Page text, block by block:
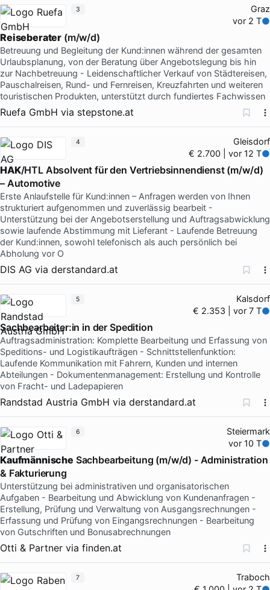
Graz
vor 2 T
Reiseberater (m/w/d)
Betreuung und Begleitung der Kund:innen während der gesamten
Urlaubsplanung, von der Beratung über Angebotslegung bis hin
zur Nachbetreuung - Leidenschaftlicher Verkauf von Städtereisen,
Pauschalreisen, Rund- und Fernreisen, Kreuzfahrten und weiteren
touristischen Produkten, unterstützt durch fundiertes Fachwissen
Ruefa GmbH via stepstone.at
3
Gleisdorf
€ 2.700 | vor 12 T
HAK/HTL Absolvent für den Vertriebsinnendienst (m/w/d)
– Automotive
Erste Anlaufstelle für Kund:innen – Anfragen werden von Ihnen
strukturiert aufgenommen und zuverlässig bearbeit -
Unterstützung bei der Angebotserstellung und Auftragsabwicklung
sowie laufende Abstimmung mit Lieferant - Laufende Betreuung
der Kund:innen, sowohl telefonisch als auch persönlich bei
Abholung vor O
DIS AG via derstandard.at
4
Kalsdorf
€ 2.353 | vor 7 T
Sachbearbeiter:in in der Spedition
Auftragsadministration: Komplette Bearbeitung und Erfassung von
Speditions- und Logistikaufträgen - Schnittstellenfunktion:
Laufende Kommunikation mit Fahrern, Kunden und internen
Abteilungen - Dokumentenmanagement: Erstellung und Kontrolle
von Fracht- und Ladepapieren
Randstad Austria GmbH via derstandard.at
5
Steiermark
vor 10 T
Kaufmännische Sachbearbeitung (m/w/d) - Administration
& Fakturierung
Unterstützung bei administrativen und organisatorischen
Aufgaben - Bearbeitung und Abwicklung von Kundenanfragen -
Erstellung, Prüfung und Verwaltung von Ausgangsrechnungen -
Erfassung und Prüfung von Eingangsrechnungen - Bearbeitung
von Gutschriften und Bonusabrechnungen
Otti & Partner via finden.at
6
Traboch
7